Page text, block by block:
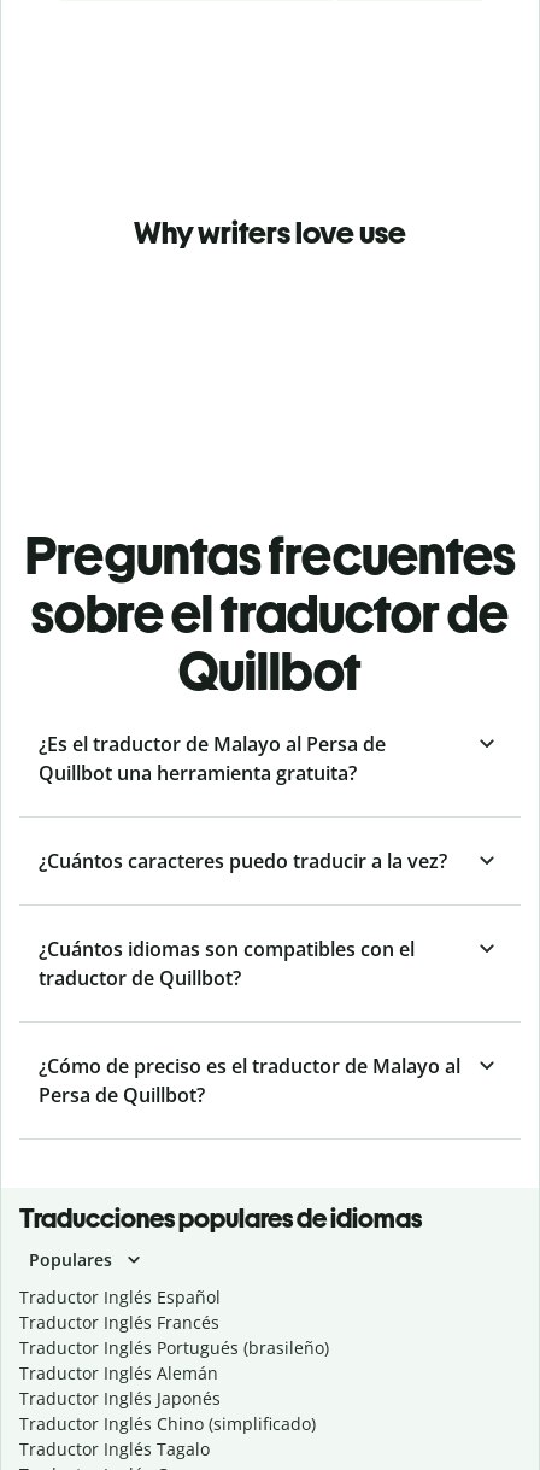
Why writers love use
Preguntas frecuentes
sobre el traductor de
Quillbot
¿Es el traductor de Malayo al Persa de
Quillbot una herramienta gratuita?
¿Cuántos caracteres puedo traducir a la vez?
¿Cuántos idiomas son compatibles con el
traductor de Quillbot?
¿Cómo de preciso es el traductor de Malayo al
Persa de Quillbot?
Traducciones populares de idiomas
Populares
Traductor Inglés Español
Traductor Inglés Francés
Traductor Inglés Portugués (brasileño)
Traductor Inglés Alemán
Traductor Inglés Japonés
Traductor Inglés Chino (simplificado)
Traductor Inglés Tagalo